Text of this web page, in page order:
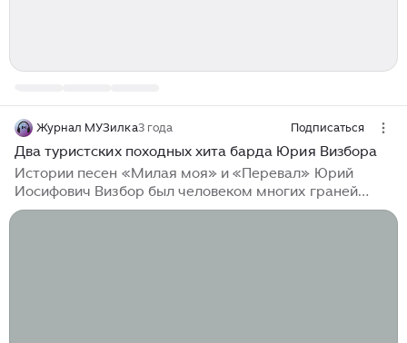
Журнал МУЗилка3 года Подписаться
Два туристских походных хита барда Юрия Визбора
Истории песен «Милая моя» и «Перевал» Юрий
Иосифович Визбор был человеком многих граней
таланта. Выпускник филологического факультета